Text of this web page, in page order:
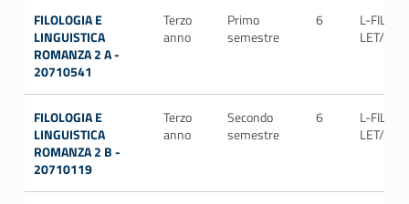
FILOLOGIA E
LINGUISTICA
ROMANZA 2 A -
20710541
Terzo
anno
Primo
semestre
6
L-FIL-
LET/09
FILOLOGIA E
LINGUISTICA
ROMANZA 2 B -
20710119
Terzo
anno
Secondo
semestre
6
L-FIL-
LET/09